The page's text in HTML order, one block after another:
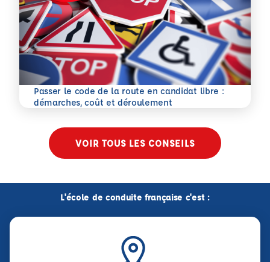
Passer le code de la route en candidat libre :
démarches, coût et déroulement
En savoir plus
VOIR TOUS LES CONSEILS
L'école de conduite française c'est :